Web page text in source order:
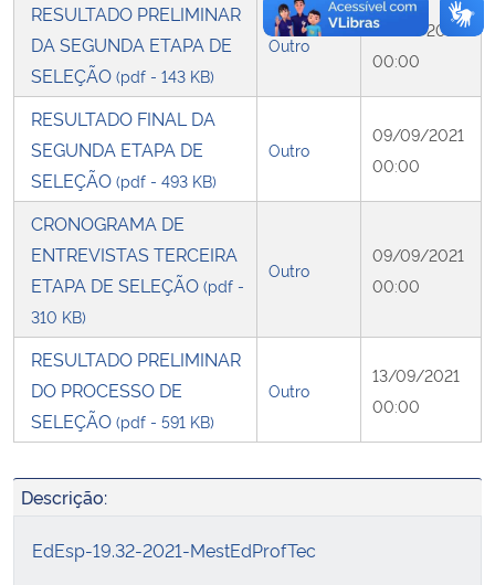
RESULTADO PRELIMINAR
DA SEGUNDA ETAPA DE
SELEÇÃO (pdf - 143 KB)
Outro
07/09/2021
00:00
RESULTADO FINAL DA
SEGUNDA ETAPA DE
SELEÇÃO (pdf - 493 KB)
Outro
09/09/2021
00:00
CRONOGRAMA DE
ENTREVISTAS TERCEIRA
ETAPA DE SELEÇÃO (pdf -
310 KB)
Outro
09/09/2021
00:00
RESULTADO PRELIMINAR
DO PROCESSO DE
SELEÇÃO (pdf - 591 KB)
Outro
13/09/2021
00:00
Descrição:
EdEsp-19.32-2021-MestEdProfTec